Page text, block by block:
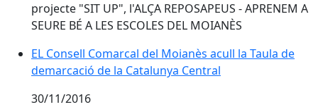
projecte "SIT UP", l'ALÇA REPOSAPEUS - APRENEM A
SEURE BÉ A LES ESCOLES DEL MOIANÈS
EL Consell Comarcal del Moianès acull la Taula de
EL Consell Comarcal del Moianès acull la Taula de
demarcació de la Catalunya Central
30/11/2016